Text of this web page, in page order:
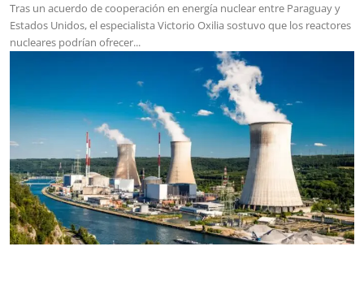
Tras un acuerdo de cooperación en energía nuclear entre Paraguay y
Estados Unidos, el especialista Victorio Oxilia sostuvo que los reactores
nucleares podrían ofrecer...